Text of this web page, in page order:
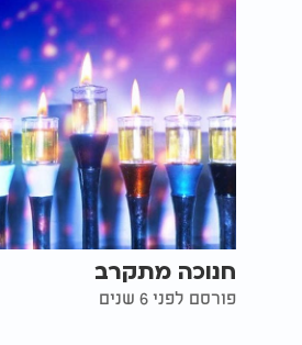
חנוכה מתקרב
פורסם לפני 6 שנים